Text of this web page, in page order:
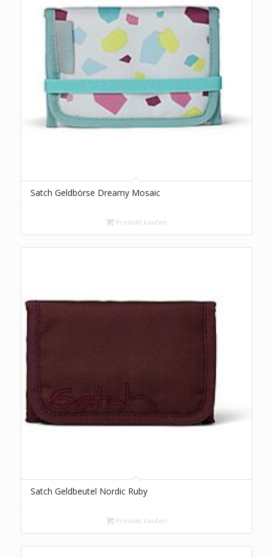
Satch Geldbörse Dreamy Mosaic
Produkt kaufen
Satch Geldbeutel Nordic Ruby
Produkt kaufen